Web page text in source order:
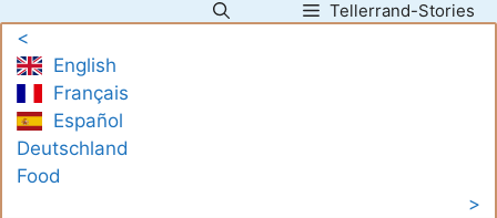
Inhalt
springen
Tellerrand-Stories
<
English
Français
Español
Deutschland
Food
>